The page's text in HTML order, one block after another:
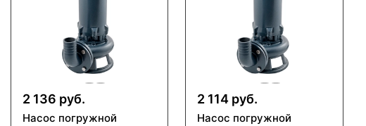
2 136 руб.
Насос погружной
2 114 руб.
Насос погружной